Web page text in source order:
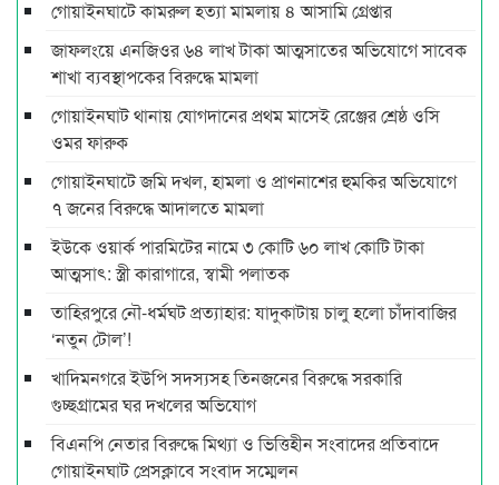
গোয়াইনঘাটে কামরুল হত্যা মামলায় ৪ আসামি গ্রেপ্তার
জাফলংয়ে এনজিওর ৬৪ লাখ টাকা আত্মসাতের অভিযোগে সাবেক
শাখা ব্যবস্থাপকের বিরুদ্ধে মামলা
গোয়াইনঘাট থানায় যোগদানের প্রথম মাসেই রেঞ্জের শ্রেষ্ঠ ওসি
ওমর ফারুক
গোয়াইনঘাটে জমি দখল, হামলা ও প্রাণনাশের হুমকির অভিযোগে
৭ জনের বিরুদ্ধে আদালতে মামলা
ইউকে ওয়ার্ক পারমিটের নামে ৩ কোটি ৬০ লাখ কোটি টাকা
আত্মসাৎ: স্ত্রী কারাগারে, স্বামী পলাতক
তাহিরপুরে নৌ-ধর্মঘট প্রত্যাহার: যাদুকাটায় চালু হলো চাঁদাবাজির
‘নতুন টোল’!
খাদিমনগরে ইউপি সদস্যসহ তিনজনের বিরুদ্ধে সরকারি
গুচ্ছগ্রামের ঘর দখলের অভিযোগ
বিএনপি নেতার বিরুদ্ধে মিথ্যা ও ভিত্তিহীন সংবাদের প্রতিবাদে
গোয়াইনঘাট প্রেসক্লাবে সংবাদ সম্মেলন